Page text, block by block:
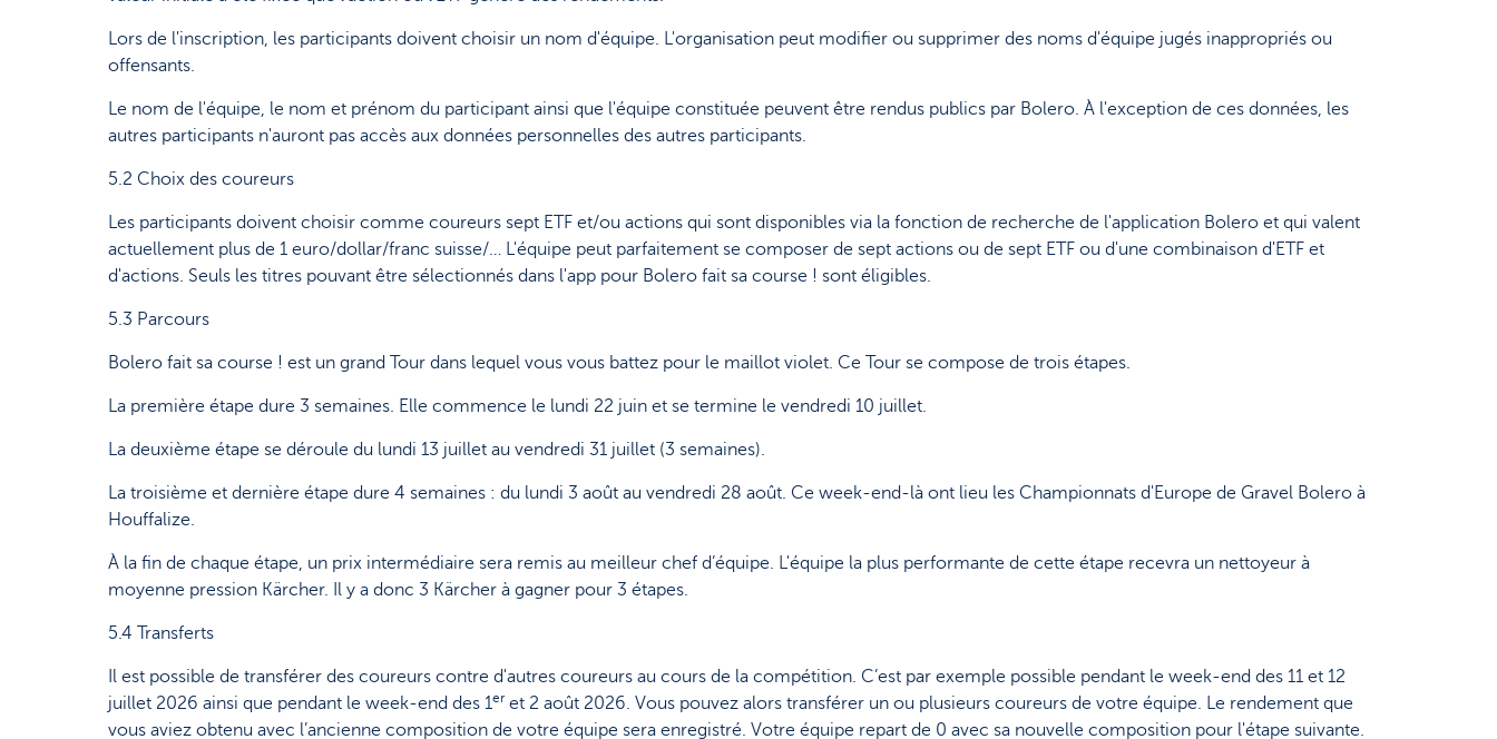
Lors de l'inscription, les participants doivent choisir un nom d'équipe. L'organisation peut modifier ou supprimer des noms d'équipe jugés inappropriés ou
offensants.
Le nom de l'équipe, le nom et prénom du participant ainsi que l'équipe constituée peuvent être rendus publics par Bolero. À l'exception de ces données, les
autres participants n'auront pas accès aux données personnelles des autres participants.
5.2 Choix des coureurs
Les participants doivent choisir comme coureurs sept ETF et/ou actions qui sont disponibles via la fonction de recherche de l'application Bolero et qui valent
actuellement plus de 1 euro/dollar/franc suisse/… L'équipe peut parfaitement se composer de sept actions ou de sept ETF ou d'une combinaison d'ETF et
d'actions. Seuls les titres pouvant être sélectionnés dans l'app pour Bolero fait sa course ! sont éligibles.
5.3 Parcours
Bolero fait sa course ! est un grand Tour dans lequel vous vous battez pour le maillot violet. Ce Tour se compose de trois étapes.
La première étape dure 3 semaines. Elle commence le lundi 22 juin et se termine le vendredi 10 juillet.
La deuxième étape se déroule du lundi 13 juillet au vendredi 31 juillet (3 semaines).
La troisième et dernière étape dure 4 semaines : du lundi 3 août au vendredi 28 août. Ce week-end-là ont lieu les Championnats d'Europe de Gravel Bolero à
Houffalize.
À la fin de chaque étape, un prix intermédiaire sera remis au meilleur chef d’équipe. L'équipe la plus performante de cette étape recevra un nettoyeur à
moyenne pression Kärcher. Il y a donc 3 Kärcher à gagner pour 3 étapes.
5.4 Transferts
Il est possible de transférer des coureurs contre d'autres coureurs au cours de la compétition. C’est par exemple possible pendant le week-end des 11 et 12
juillet 2026 ainsi que pendant le week-end des 1er et 2 août 2026. Vous pouvez alors transférer un ou plusieurs coureurs de votre équipe. Le rendement que
vous aviez obtenu avec l’ancienne composition de votre équipe sera enregistré. Votre équipe repart de 0 avec sa nouvelle composition pour l'étape suivante.